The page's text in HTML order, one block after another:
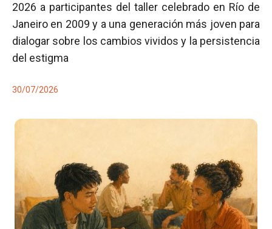
2026 a participantes del taller celebrado en Río de
Janeiro en 2009 y a una generación más joven para
dialogar sobre los cambios vividos y la persistencia
del estigma
30/07/2026